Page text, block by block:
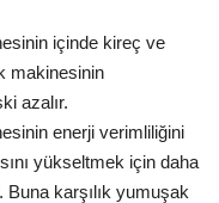
içinde kireç ve
makinesinin
azalır.
enerji verimliliğini
yükseltmek için daha
Buna karşılık yumuşak